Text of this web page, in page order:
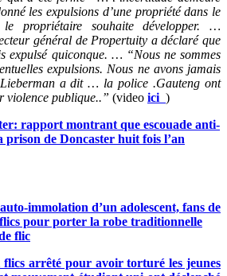
les expulsions d’une propriété dans le
propriétaire souhaite développer. …
général de Propertuity a déclaré que
expulsé quiconque. … “Nous ne sommes
expulsions. Nous ne avons jamais
a dit … la police .Gauteng ont
violence publique..” (video ici )
rapport montrant que escouade anti-
prison de Doncaster huit fois l’an
immolation d’un adolescent, fans de
pour porter la robe traditionnelle
flic
flics arrêté pour avoir torturé les jeunes